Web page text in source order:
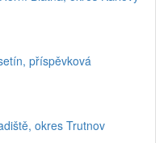
příspěvková
okres Trutnov